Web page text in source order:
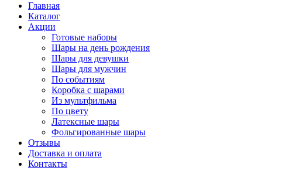
Главная
Каталог
Акции
Готовые наборы
Шары на день рождения
Шары для девушки
Шары для мужчин
По событиям
Коробка с шарами
Из мультфильма
По цвету
Латексные шары
Фольгированные шары
Отзывы
Доставка и оплата
Контакты